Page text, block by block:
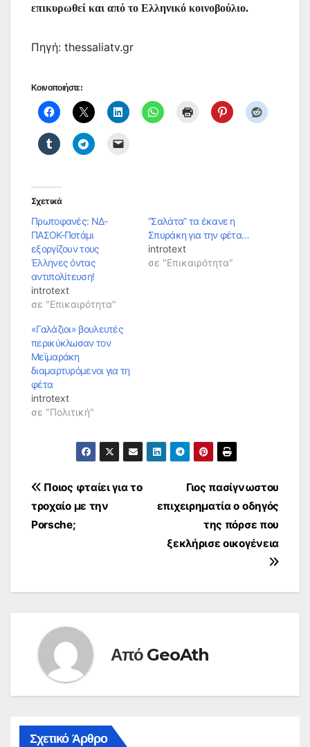
επικυρωθεί και από το Ελληνικό κοινοβούλιο.
Πηγή: thessaliatv.gr
Κοινοποιήστε:
Σχετικά
Πρωτοφανές: ΝΔ-
ΠΑΣΟΚ-Ποτάμι
εξοργίζουν τους
Έλληνες όντας
αντιπολίτευση!
introtext
σε "Επικαιρότητα"
”Σαλάτα” τα έκανε η
Σπυράκη για την φέτα…
introtext
σε "Επικαιρότητα"
«Γαλάζιοι» βουλευτές
περικύκλωσαν τον
Μεϊμαράκη
διαμαρτυρόμενοι για τη
φέτα
introtext
σε "Πολιτική"
Πλοήγηση
άρθρων
Γιος πασίγνωστου
επιχειρηματία ο οδηγός
της πόρσε που
ξεκλήρισε οικογένεια
Ποιος φταίει για το
τροχαίο με την
Porsche;
Από GeoAth
Σχετικό Άρθρο